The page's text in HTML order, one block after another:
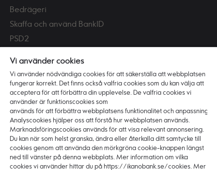
Bedrägeri
Skaffa och använd BankID
PSD2
Vi är Ikano Bank
Om banken
Karriär
Hållbarhet och ansvar
Press
Vi använder cookies
Vi använder nödvändiga cookies för att säkerställa att webbplatsen
fungerar korrekt. Det finns också valfria cookies som du kan välja att
acceptera för att förbättra din upplevelse. De valfria cookies vi
använder är funktionscookies som
används för att förbättra webbplatsens funktionalitet och anpassning.
Analyscookies hjälper oss att förstå hur webbplatsen används.
Marknadsföringscookies används för att visa relevant annonsering.
Du kan när som helst granska, ändra eller återkalla ditt samtycke till
cookies genom att använda den mörkgröna cookie-knappen längst
ned till vänster på denna webbplats. Mer information om vilka
cookies vi använder hittar du på https://ikanobank.se/cookies. Mer